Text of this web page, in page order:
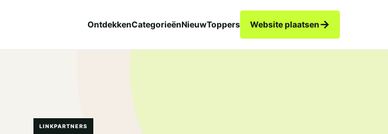
OntdekkenCategorieënNieuwToppers Website plaatsen→
LINKPARTNERS